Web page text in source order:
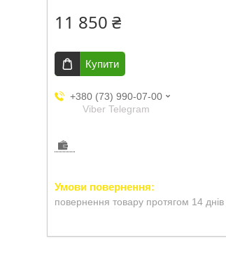
11 850 ₴
Купити
+380 (73) 990-07-00
Viber Telegram
повернення товару протягом 14 днів